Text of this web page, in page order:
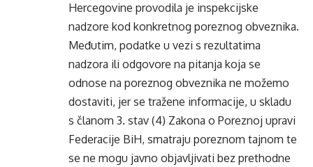
Hercegovine provodila je inspekcijske
nadzore kod konkretnog poreznog obveznika.
Međutim, podatke u vezi s rezultatima
nadzora ili odgovore na pitanja koja se
odnose na poreznog obveznika ne možemo
dostaviti, jer se tražene informacije, u skladu
s članom 3. stav (4) Zakona o Poreznoj upravi
Federacije BiH, smatraju poreznom tajnom te
se ne mogu javno objavljivati bez prethodne